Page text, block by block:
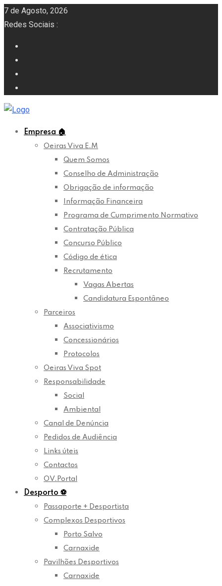
7 de Agosto, 2026
Redes Sociais :
Empresa 🏠
Oeiras Viva E.M
Quem Somos
Conselho de Administração
Obrigação de informação
Informação Financeira
Programa de Cumprimento Normativo
Contratação Pública
Concurso Público
Código de ética
Recrutamento
Vagas Abertas
Candidatura Espontâneo
Parceiros
Associativismo
Concessionários
Protocolos
Oeiras Viva Spot
Responsabilidade
Social
Ambiental
Canal de Denúncia
Pedidos de Audiência
Links úteis
Contactos
OV.Portal
Desporto ⚽
Passaporte + Desportista
Complexos Desportivos
Porto Salvo
Carnaxide
Pavilhões Desportivos
Carnaxide